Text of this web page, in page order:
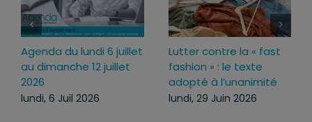
Loi d’urgence agricole :
pourquoi j’ai voté pour
ce texte
mercredi, 22 Juil 2026
Agenda du lundi 13
juillet au dimanche 19
juillet 2026
lundi, 13 Juil 2026